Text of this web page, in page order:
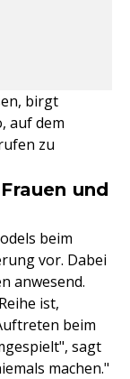
birgt
auf dem
zu
und
beim
vor. Dabei
anwesend.
ist,
beim
sagt
machen."